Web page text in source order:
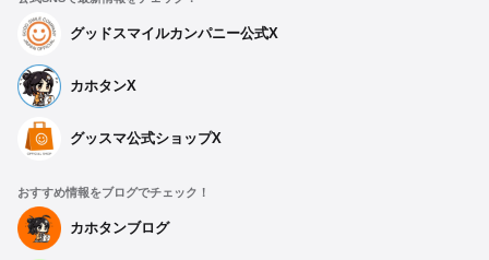
グッドスマイルカンパニー公式X
カホタンX
グッスマ公式ショップX
おすすめ情報をブログでチェック！
カホタンブログ